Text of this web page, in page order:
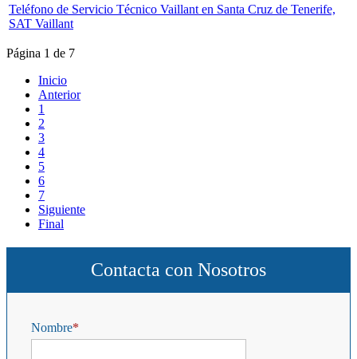
Teléfono de Servicio Técnico Vaillant en Santa Cruz de Tenerife,
SAT Vaillant
Página 1 de 7
Inicio
Anterior
1
2
3
4
5
6
7
Siguiente
Final
Contacta con Nosotros
Nombre